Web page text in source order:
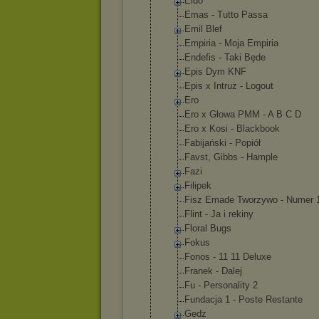
Emas - Tutto Passa
Emil Blef
Empiria - Moja Empiria
Endefis - Taki Będe
Epis Dym KNF
Epis x Intruz - Logout
Ero
Ero x Głowa PMM - A B C D
Ero x Kosi - Blackbook
Fabijański - Popiół
Favst, Gibbs - Hample
Fazi
Filipek
Fisz Emade Tworzywo - Numer
Flint - Ja i rekiny
Floral Bugs
Fokus
Fonos - 11 11 Deluxe
Franek - Dalej
Fu - Personality 2
Fundacja 1 - Poste Restante
Gedz